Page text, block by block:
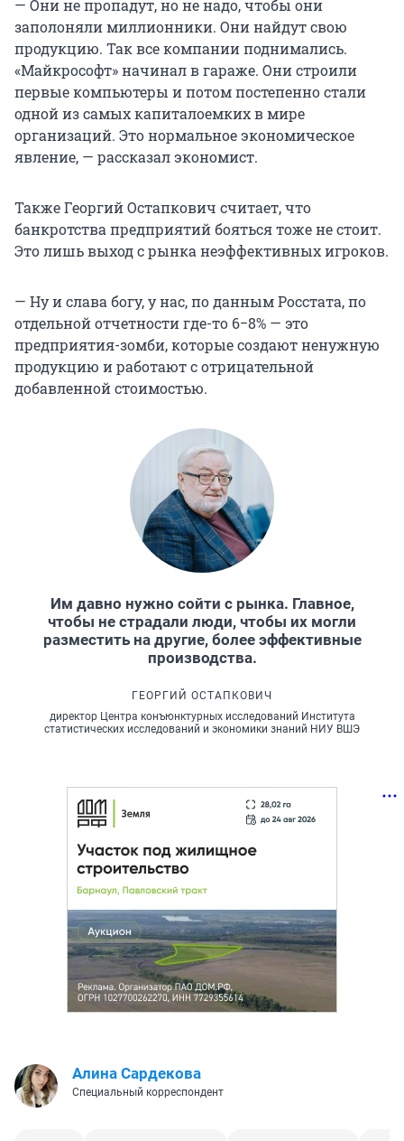
— Они не пропадут, но не надо, чтобы они
заполоняли миллионники. Они найдут свою
продукцию. Так все компании поднимались.
«Майкрософт» начинал в гараже. Они строили
первые компьютеры и потом постепенно стали
одной из самых капиталоемких в мире
организаций. Это нормальное экономическое
явление, — рассказал экономист.
Также Георгий Остапкович считает, что
банкротства предприятий бояться тоже не стоит.
Это лишь выход с рынка неэффективных игроков.
— Ну и слава богу, у нас, по данным Росстата, по
отдельной отчетности где-то 6−8% — это
предприятия-зомби, которые создают ненужную
продукцию и работают с отрицательной
добавленной стоимостью.
Им давно нужно сойти с рынка. Главное,
чтобы не страдали люди, чтобы их могли
разместить на другие, более эффективные
производства.
ГЕОРГИЙ ОСТАПКОВИЧ
директор Центра конъюнктурных исследований Института
статистических исследований и экономики знаний НИУ ВШЭ
Алина Сардекова
Специальный корреспондент